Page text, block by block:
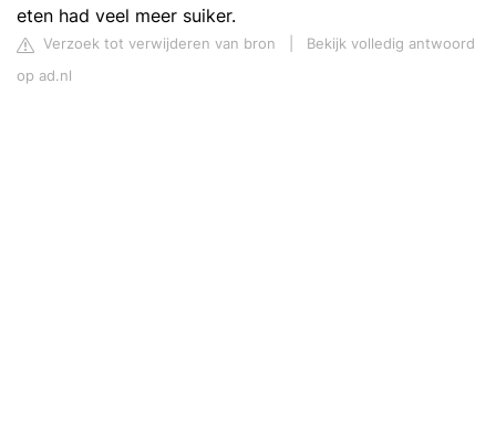
eten had veel meer suiker.
Verzoek tot verwijderen van bron
Bekijk volledig antwoord
op ad.nl